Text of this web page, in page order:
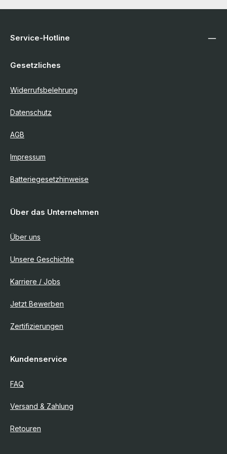
Service-Hotline
Gesetzliches
Widerrufsbelehrung
Datenschutz
AGB
Impressum
Batteriegesetzhinweise
Über das Unternehmen
Über uns
Unsere Geschichte
Karriere / Jobs
Jetzt Bewerben
Zertifizierungen
Kundenservice
FAQ
Versand & Zahlung
Retouren